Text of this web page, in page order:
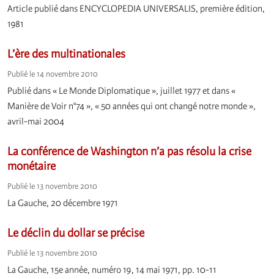
Article publié dans ENCYCLOPEDIA UNIVERSALIS, première édition,
1981
L’ère des multinationales
Publié le 14 novembre 2010
Publié dans « Le Monde Diplomatique », juillet 1977 et dans «
Manière de Voir n°74 », « 50 années qui ont changé notre monde »,
avril-mai 2004
La conférence de Washington n’a pas résolu la crise
monétaire
Publié le 13 novembre 2010
La Gauche, 20 décembre 1971
Le déclin du dollar se précise
Publié le 13 novembre 2010
La Gauche, 15e année, numéro 19, 14 mai 1971, pp. 10-11